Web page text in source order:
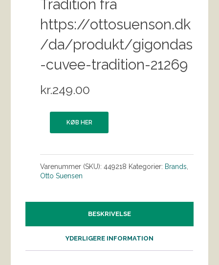
Tradition fra
https://ottosuenson.dk
/da/produkt/gigondas
-cuvee-tradition-21269
kr.249.00
KØB HER
Varenummer (SKU):449218 Kategorier: Brands
Otto Suensen
BESKRIVELSE
YDERLIGERE INFORMATION